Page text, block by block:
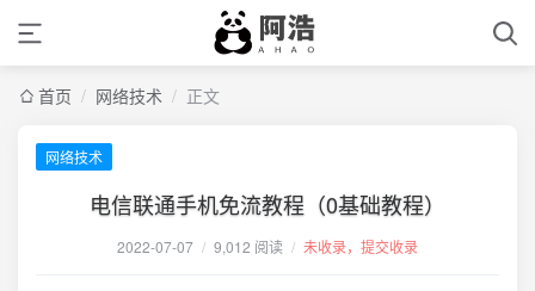
首页 / 网络技术 / 正文
网络技术
电信联通手机免流教程（0基础教程）
2022-07-07 / 9,012 阅读 / 未收录，提交收录